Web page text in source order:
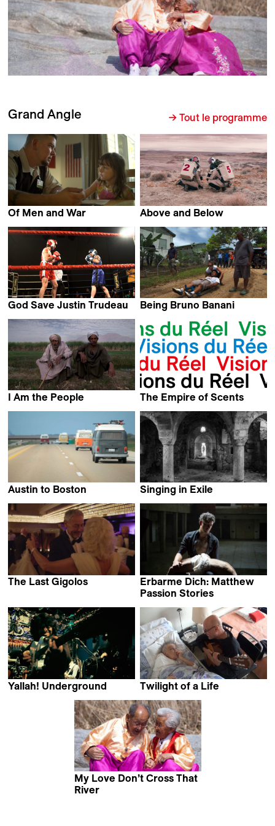
Grand Angle → Tout le programme
Of Men and War
Above and Below
God Save Justin Trudeau
Eric Ruel
Being Bruno Banani
Jörg Junge
I Am the People
The Empire of Scents
Austin to Boston
Singing in Exile
Turi Finocchiaro
The Last Gigolos
Erbarme Dich: Matthew
Passion Stories
Yallah! Underground
Twilight of a Life
My Love Don’t Cross That
River